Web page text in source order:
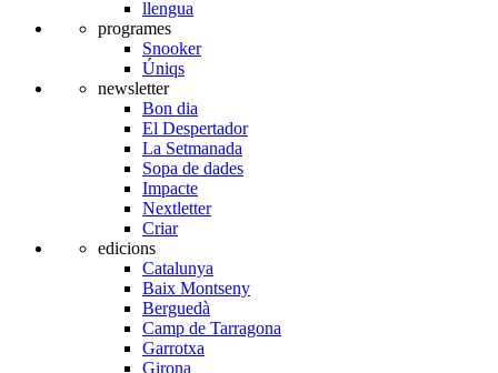
llengua
programes
Snooker
Úniqs
newsletter
Bon dia
El Despertador
La Setmanada
Sopa de dades
Impacte
Nextletter
Criar
edicions
Catalunya
Baix Montseny
Berguedà
Camp de Tarragona
Garrotxa
Girona